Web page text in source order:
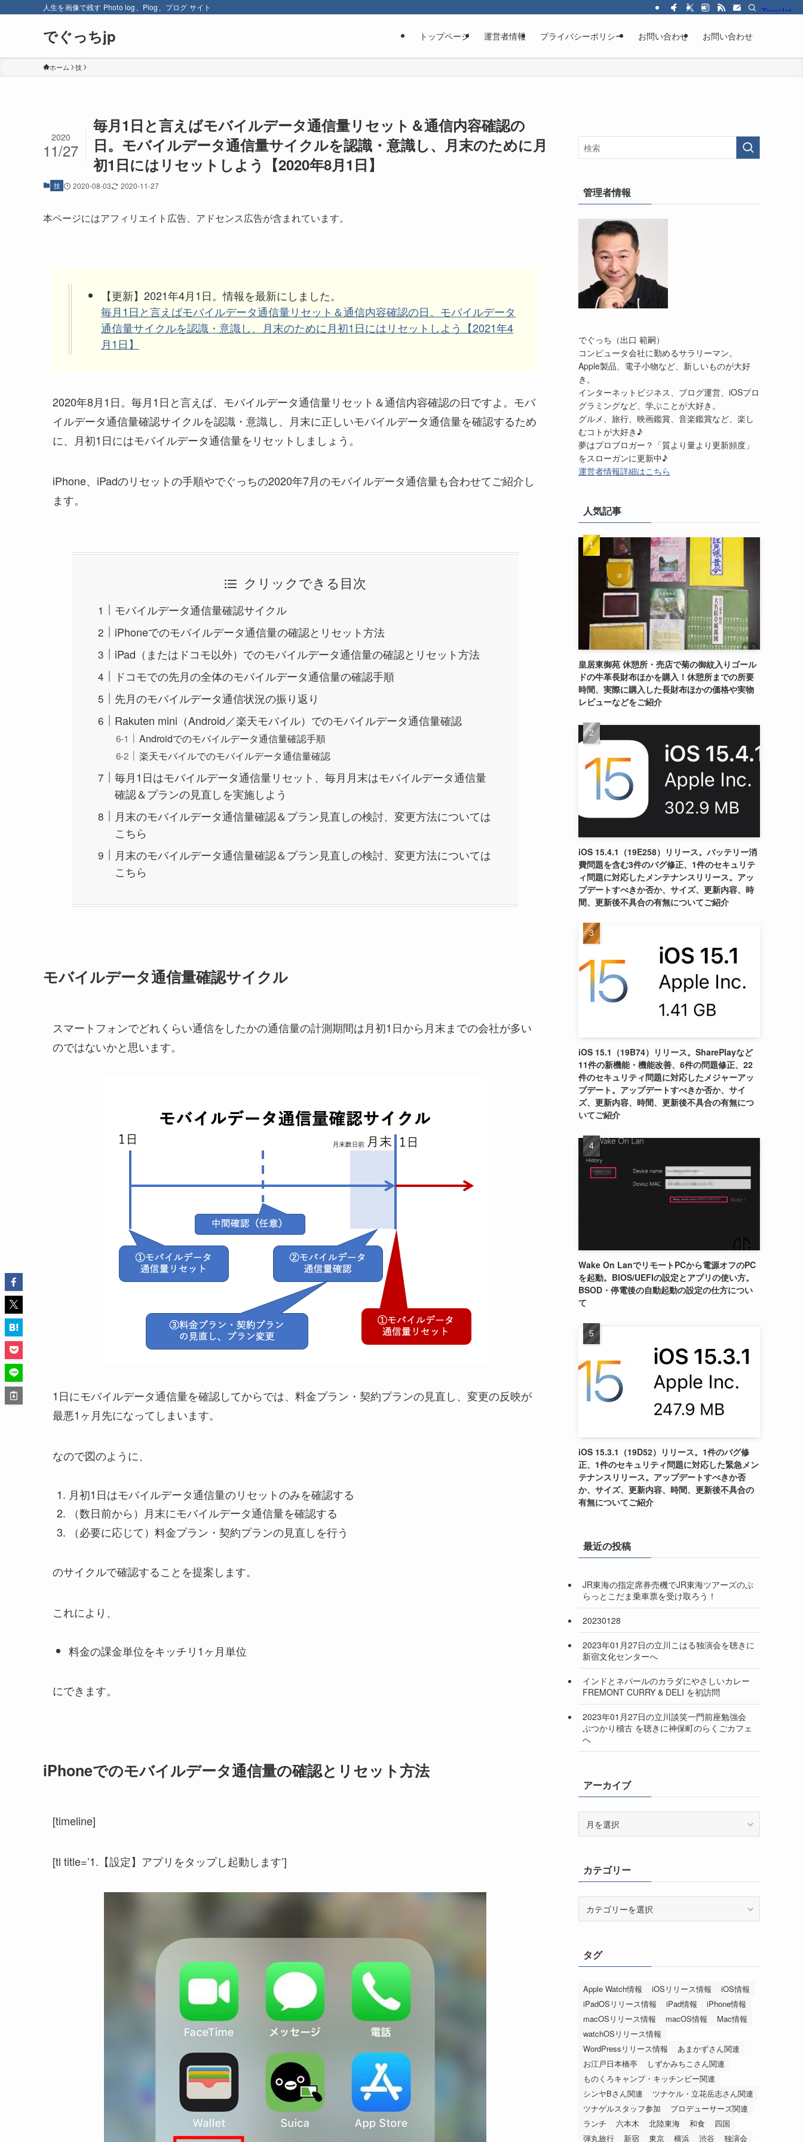
人生を画像で残す Photo log、Plog、プログ サイト
でぐっちjp トップページ 運営者情報 プライバシーポリシー お問い合わせ お問い合わせ
ホーム 技
毎月1日と言えばモバイルデータ通信量リセット＆通信内容確認の
日。モバイルデータ通信量サイクルを認識・意識し、月末のために月
初1日にはリセットしよう【2020年8月1日】
2020
11/27
技 2020-08-03 2020-11-27
本ページにはアフィリエイト広告、アドセンス広告が含まれています。
【更新】2021年4月1日。情報を最新にしました。
毎月1日と言えばモバイルデータ通信量リセット＆通信内容確認の日。モバイルデータ
通信量サイクルを認識・意識し、月末のために月初1日にはリセットしよう【2021年4
月1日】
2020年8月1日。毎月1日と言えば、モバイルデータ通信量リセット＆通信内容確認の日ですよ。モバ
イルデータ通信量確認サイクルを認識・意識し、月末に正しいモバイルデータ通信量を確認するため
に、月初1日にはモバイルデータ通信量をリセットしましょう。
iPhone、iPadのリセットの手順やでぐっちの2020年7月のモバイルデータ通信量も合わせてご紹介し
ます。
クリックできる目次
モバイルデータ通信量確認サイクル
iPhoneでのモバイルデータ通信量の確認とリセット方法
iPad（またはドコモ以外）でのモバイルデータ通信量の確認とリセット方法
ドコモでの先月の全体のモバイルデータ通信量の確認手順
先月のモバイルデータ通信状況の振り返り
Rakuten mini（Android／楽天モバイル）でのモバイルデータ通信量確認
Androidでのモバイルデータ通信量確認手順
楽天モバイルでのモバイルデータ通信量確認
毎月1日はモバイルデータ通信量リセット、毎月月末はモバイルデータ通信量
確認＆プランの見直しを実施しよう
月末のモバイルデータ通信量確認＆プラン見直しの検討、変更方法については
こちら
月末のモバイルデータ通信量確認＆プラン見直しの検討、変更方法については
こちら
モバイルデータ通信量確認サイクル
スマートフォンでどれくらい通信をしたかの通信量の計測期間は月初1日から月末までの会社が多い
のではないかと思います。
1日にモバイルデータ通信量を確認してからでは、料金プラン・契約プランの見直し、変更の反映が
最悪1ヶ月先になってしまいます。
なので図のように、
月初1日はモバイルデータ通信量のリセットのみを確認する
（数日前から）月末にモバイルデータ通信量を確認する
（必要に応じて）料金プラン・契約プランの見直しを行う
のサイクルで確認することを提案します。
これにより、
料金の課金単位をキッチリ1ヶ月単位
にできます。
iPhoneでのモバイルデータ通信量の確認とリセット方法
[timeline]
[tl title=’1.【設定】アプリをタップし起動します’]
管理者情報
でぐっち（出口 範嗣）
コンピュータ会社に勤めるサラリーマン。
Apple製品、電子小物など、新しいものが大好
き。
インターネットビジネス、ブログ運営、iOSプロ
グラミングなど、学ぶことが大好き。
グルメ、旅行、映画鑑賞、音楽鑑賞など、楽し
むコトが大好き♪
夢はプロブロガー？「質より量より更新頻度」
をスローガンに更新中♪
運営者情報詳細はこちら
人気記事
皇居東御苑 休憩所・売店で菊の御紋入りゴール
ドの牛革長財布ほかを購入！休憩所までの所要
時間、実際に購入した長財布ほかの価格や実物
レビューなどをご紹介
iOS 15.4.1（19E258）リリース。バッテリー消
費問題を含む3件のバグ修正、1件のセキュリテ
ィ問題に対応したメンテナンスリリース。アッ
プデートすべきか否か、サイズ、更新内容、時
間、更新後不具合の有無についてご紹介
iOS 15.1（19B74）リリース。SharePlayなど
11件の新機能・機能改善、6件の問題修正、22
件のセキュリティ問題に対応したメジャーアッ
プデート。アップデートすべきか否か、サイ
ズ、更新内容、時間、更新後不具合の有無につ
いてご紹介
Wake On LanでリモートPCから電源オフのPC
を起動。BIOS/UEFIの設定とアプリの使い方。
BSOD・停電後の自動起動の設定の仕方につい
て
iOS 15.3.1（19D52）リリース。1件のバグ修
正、1件のセキュリティ問題に対応した緊急メン
テナンスリリース。アップデートすべきか否
か、サイズ、更新内容、時間、更新後不具合の
有無についてご紹介
最近の投稿
JR東海の指定席券売機でJR東海ツアーズのぷ
らっとこだま乗車票を受け取ろう！
20230128
2023年01月27日の立川こはる独演会を聴きに
新宿文化センターへ
インドとネパールのカラダにやさしいカレー
FREMONT CURRY & DELI を初訪問
2023年01月27日の立川談笑一門前座勉強会
ぶつかり稽古 を聴きに神保町のらくごカフェ
へ
アーカイブ
ブカテゴリー
ータグ
Apple Watch情報 iOSリリース情報
iOS情報
iPadOSリリース情報
iPad情報
iPhone情報
macOSリリース情報
macOS情報
Mac情報
watchOSリリース情報
WordPressリリース情報
あまかずさん関連
お江戸日本橋亭
しずかみちこさん関連
ものくろキャンプ・キッチンビー関連
シンヤBさん関連
ツナケル・立花岳志さん関連
ツナゲルスタッフ参加
プロデューサーズ関連
ランチ
六本木 北陸東海 和食
四国
弾丸旅行
新宿 東京 横浜 渋谷 独演会